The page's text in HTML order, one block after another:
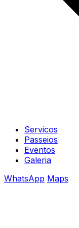
Servicos
Passeios
Eventos
Galeria
WhatsApp Maps